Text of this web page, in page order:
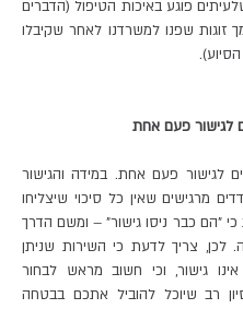
פוגע באיכות הטיפול (הדברים
זוגות שפנו למשרדנו לאחר שקיבלו
לגישור פעם אחת
לגישור פעם אחת. במידה והגישור
מרגישים שאין כל סיכוי שיצליחו
"הם כבר ניסו גישור" – ומשם הדרך
לכן, צריך לדעת כי השירות שניתן
גישור, וכי חשוב מראש לבחור
רב שיוכל להוביל אתכם בבטחה